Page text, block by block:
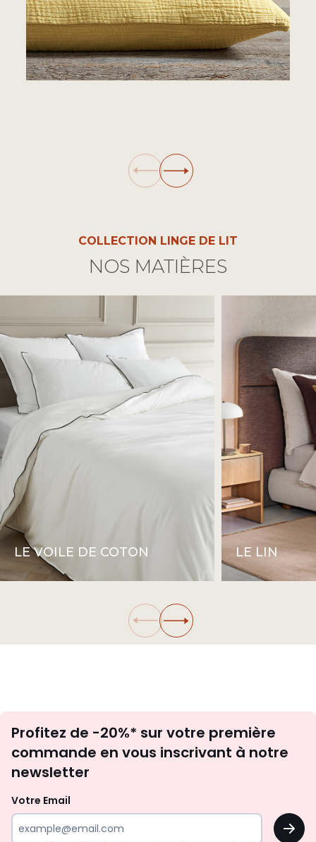
COLLECTION LINGE DE LIT
NOS MATIÈRES
LE VOILE DE COTON LE LIN
newsletter
Profitez de -20%* sur votre première
commande en vous inscrivant à notre
newsletter
Votre Email
OK